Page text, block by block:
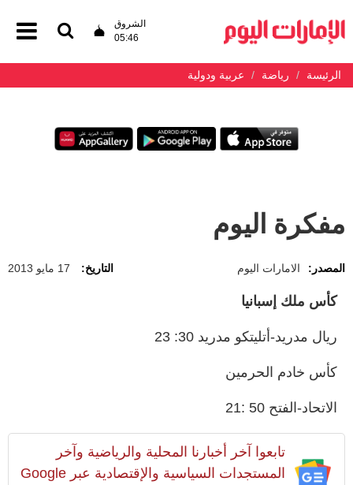
الشروق
05:46
الرئيسة رياضة عربية ودولية
مفكرة اليوم
المصدر: الامارات اليوم التاريخ: 17 مايو 2013
كأس ملك إسبانيا
ريال مدريد-أتليتكو مدريد ‬30:‬ 23
كأس خادم الحرمين
الاتحاد-الفتح ‬50 :21
تابعوا آخر أخبارنا المحلية والرياضية وآخر
المستجدات السياسية والإقتصادية عبر Google